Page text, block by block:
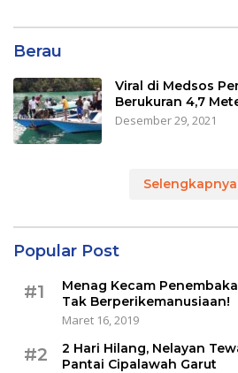
Berau
Viral di Medsos
Berukuran 4,7
Desember 29, 2021
Selengkapnya
Popular Post
#1
Menag Kecam
Tak Berperikemanusiaan!
Maret 16, 2019
#2
2 Hari Hilang, Nelayan
Pantai Cipalawah Garut